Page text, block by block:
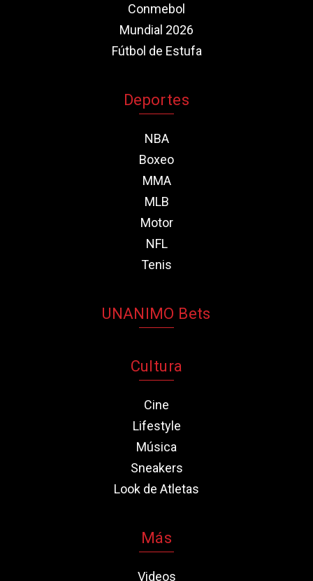
Conmebol
Mundial 2026
Fútbol de Estufa
Deportes
NBA
Boxeo
MMA
MLB
Motor
NFL
Tenis
UNANIMO Bets
Cultura
Cine
Lifestyle
Música
Sneakers
Look de Atletas
Más
Videos